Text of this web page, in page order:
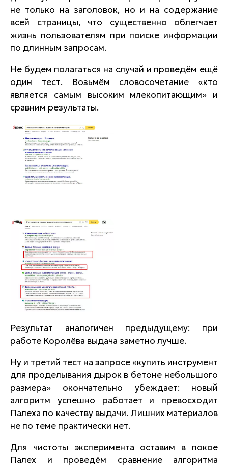
не только на заголовок, но и на содержание
всей страницы, что существенно облегчает
жизнь пользователям при поиске информации
по длинным запросам.
Не будем полагаться на случай и проведём ещё
один тест. Возьмём словосочетание «кто
является самым высоким млекопитающим» и
сравним результаты.
Результат аналогичен предыдущему: при
работе Королёва выдача заметно лучше.
Ну и третий тест на запросе «купить инструмент
для проделывания дырок в бетоне небольшого
размера» окончательно убеждает: новый
алгоритм успешно работает и превосходит
Палеха по качеству выдачи. Лишних материалов
не по теме практически нет.
Для чистоты эксперимента оставим в покое
Палех и проведём сравнение алгоритма